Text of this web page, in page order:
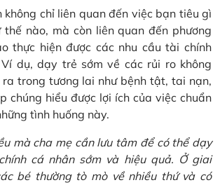
không chỉ liên quan đến việc bạn tiêu gì
nào, mà còn liên quan đến phương
thực hiện được các nhu cầu tài chính
dụ, dạy trẻ sớm về các rủi ro không
trong tương lai như bệnh tật, tai nạn,
chúng hiểu được lợi ích của việc chuẩn
tình huống này.
mà cha mẹ cần lưu tâm để có thể dạy
cá nhân sớm và hiệu quả. Ở giai
bé thường tò mò về nhiều thứ và có